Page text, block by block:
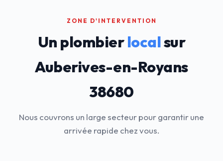
ZONE D'INTERVENTION
Un plombierlocalsur
Auberives-en-Royans
38680
Nous couvrons un large secteur pour garantir une
arrivée rapide chez vous.